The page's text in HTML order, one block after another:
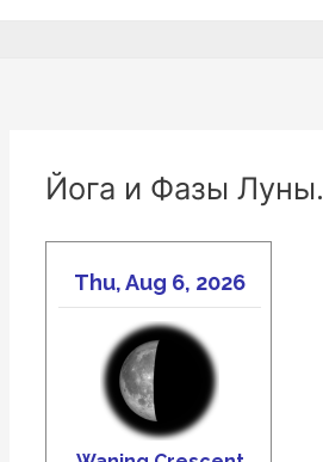
Йога и Фазы Луны.